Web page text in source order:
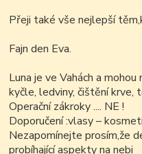
Přeji také vše nejlepší
Fajn den Eva.
Luna je ve Vahách a
kyčle, ledviny, čištění
Operační zákroky .... NE !
Doporučení :vlasy –
Nezapomínejte prosím,že
probíhající aspekty na nebi